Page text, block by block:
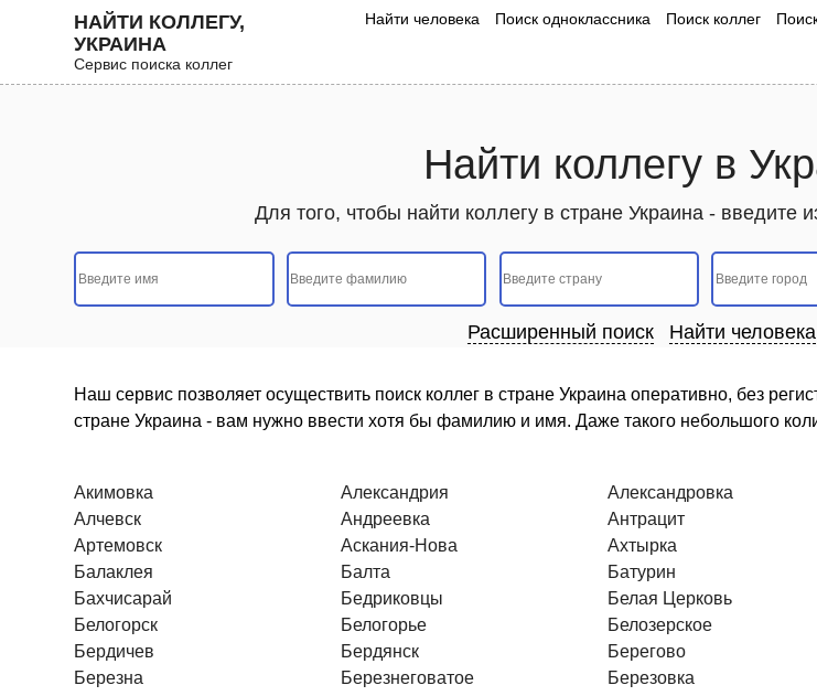
НАЙТИ КОЛЛЕГУ,
УКРАИНА
Сервис поиска коллег
Найти человека Поиск одноклассника Поиск коллег
Найти коллегу в
Для того, чтобы найти коллегу в стране Украина -
Расширенный поиск Найти
Наш сервис позволяет осуществить поиск коллег в стране Украина оперативно, без
стране Украина - вам нужно ввести хотя бы фамилию и имя. Даже такого небольшого
Акимовка Александрия Александровка
Алчевск
Андреевка Антрацит
Артемовск
Аскания-Нова Ахтырка
Балаклея
Балта Батурин
Бахчисарай
Бедриковцы Белая Церковь
Белогорск
Белогорье Белозерское
Бердичев
Бердянск Берегово
Березна
Березнеговатое Березовка